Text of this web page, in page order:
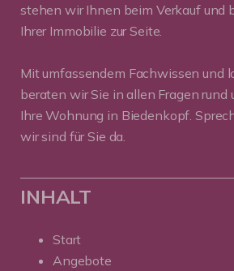
stehen wir Ihnen beim Verkauf und
Ihrer Immobilie zur Seite.
Mit umfassendem Fachwissen und
beraten wir Sie in allen Fragen rund
Ihre Wohnung in Biedenkopf.
wir sind für Sie da.
INHALT
Start
Angebote